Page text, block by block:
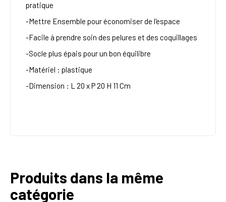
pratique
-Mettre Ensemble pour économiser de l'espace
-Facile à prendre soin des pelures et des coquillages
-Socle plus épais pour un bon équilibre
-Matériel : plastique
-Dimension : L 20 x P 20 H 11 Cm
Produits dans la même
catégorie